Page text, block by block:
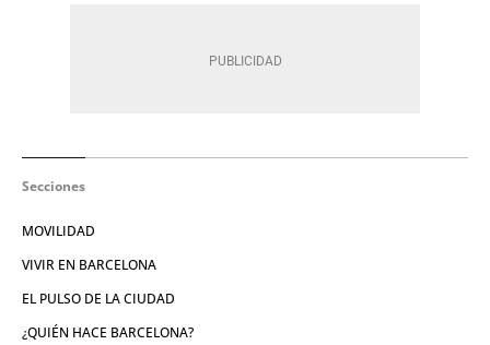
Secciones
MOVILIDAD
VIVIR EN BARCELONA
EL PULSO DE LA CIUDAD
¿QUIÉN HACE BARCELONA?